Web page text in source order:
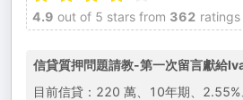
4.9 out of 5 stars from 362 ratings
信貸質押問題請教-第一次留言獻給
目前信貸：220 萬、10年期、